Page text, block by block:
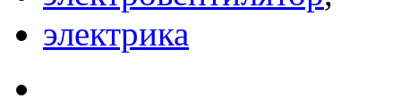
электрика